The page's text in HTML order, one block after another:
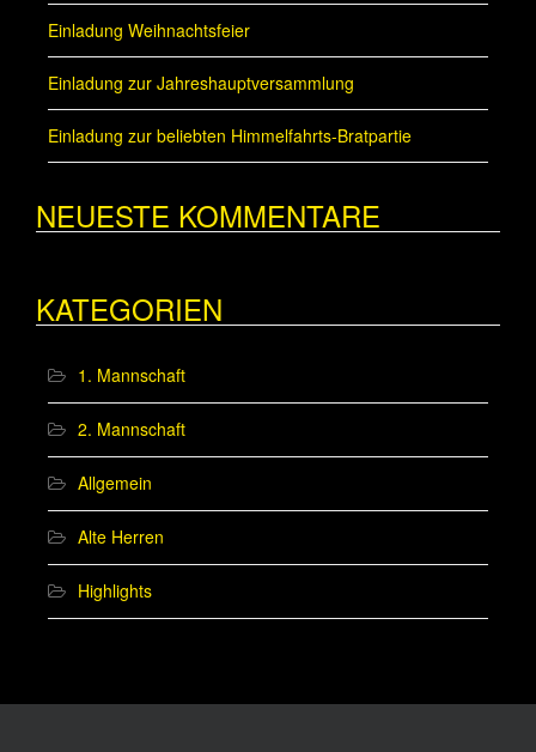
Einladung Weihnachtsfeier
Einladung zur Jahreshauptversammlung
Einladung zur beliebten Himmelfahrts-Bratpartie
NEUESTE KOMMENTARE
KATEGORIEN
1. Mannschaft
2. Mannschaft
Allgemein
Alte Herren
Highlights